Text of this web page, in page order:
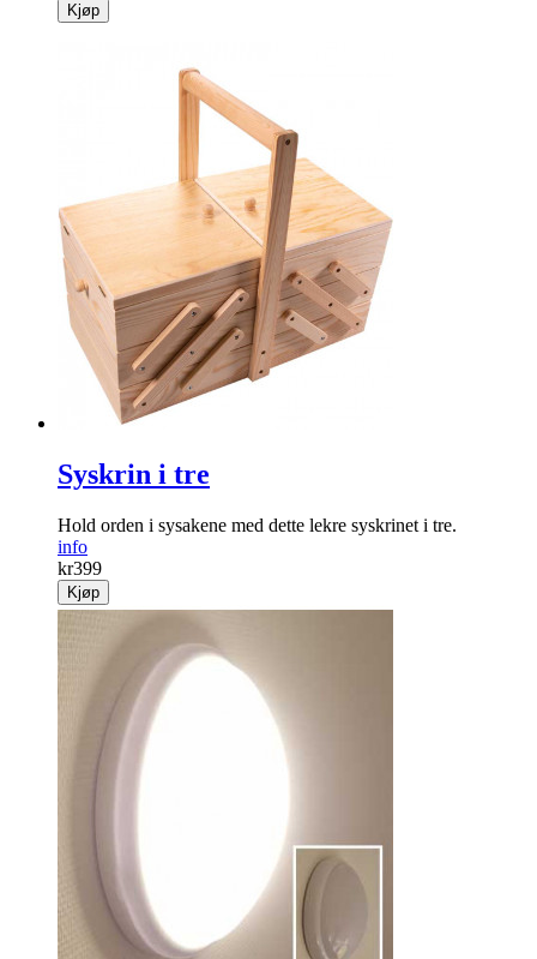
Kjøp
Syskrin i tre
Hold orden i sysakene med dette lekre syskrinet i tre.
info
kr399
Kjøp